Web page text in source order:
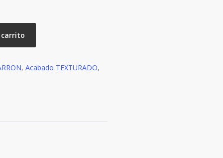
, Acabado TEXTURADO,